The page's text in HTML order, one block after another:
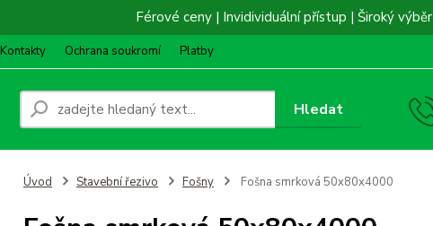
Férové ceny | Invidividuální přístup | Široký výběr
Kontakty Ochrana soukromí Platby
Hledat
Úvod Stavební řezivo Fošny Fošna smrková 50x80x4000